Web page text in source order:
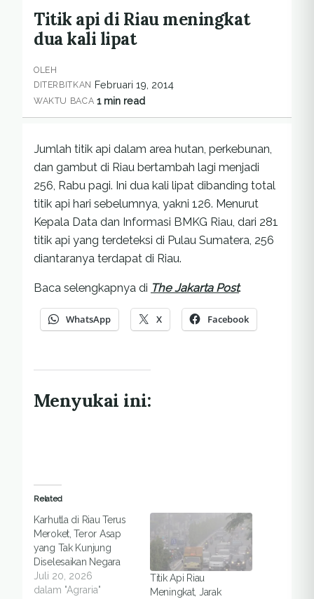
Titik api di Riau meningkat
dua kali lipat
OLEH
DITERBITKAN Februari 19, 2014
WAKTU BACA 1 min read
Jumlah titik api dalam area hutan, perkebunan,
dan gambut di Riau bertambah lagi menjadi
256, Rabu pagi. Ini dua kali lipat dibanding total
titik api hari sebelumnya, yakni 126. Menurut
Kepala Data dan Informasi BMKG Riau, dari 281
titik api yang terdeteksi di Pulau Sumatera, 256
diantaranya terdapat di Riau.
Baca selengkapnya di The Jakarta Post.
WhatsApp X Facebook
Menyukai ini:
Related
Karhutla di Riau Terus
Meroket, Teror Asap
yang Tak Kunjung
Diselesaikan Negara
Juli 20, 2026
dalam "Agraria"
Titik Api Riau
Meningkat, Jarak